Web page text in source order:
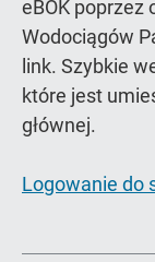
eBOK poprzez
Wodociągów
link. Szybkie
które jest
głównej.
Logowanie do